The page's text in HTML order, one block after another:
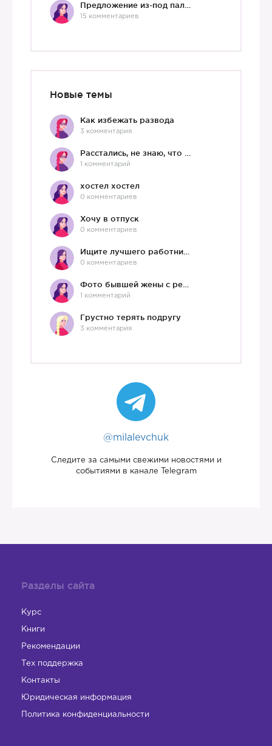
15 комментариев
Новые темы
Как избежать развода
3 комментария
1 комментарий
хостел хостел
0 комментариев
Хочу в отпуск
0 комментариев
0 комментариев
1 комментарий
Грустно терять подругу
3 комментария
@milalevchuk
Следите за самыми свежими новостями и
событиями в канале Telegram
Разделы сайта
Курс
Книги
Рекомендации
Тех поддержка
Контакты
Юридическая информация
Политика конфиденциальности